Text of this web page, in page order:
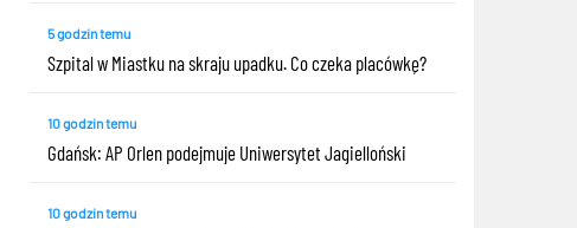
5 godzin temu
Szpital w Miastku na skraju upadku. Co czeka placówkę?
10 godzin temu
Gdańsk: AP Orlen podejmuje Uniwersytet Jagielloński
10 godzin temu